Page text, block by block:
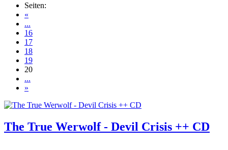
Seiten:
«
...
16
17
18
19
20
...
»
The True Werwolf - Devil Crisis ++ CD